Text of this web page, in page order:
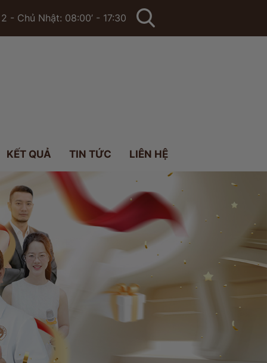
- Chủ Nhật: 08:00’ - 17:30
KẾT QUẢ TIN TỨC LIÊN HỆ